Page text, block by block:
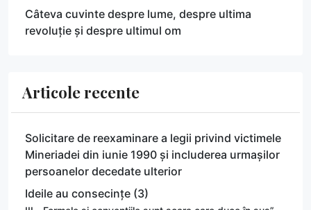
Câteva cuvinte despre lume, despre ultima
revoluție și despre ultimul om
Articole recente
Solicitare de reexaminare a legii privind victimele
Mineriadei din iunie 1990 și includerea urmașilor
persoanelor decedate ulterior
Ideile au consecințe (3)